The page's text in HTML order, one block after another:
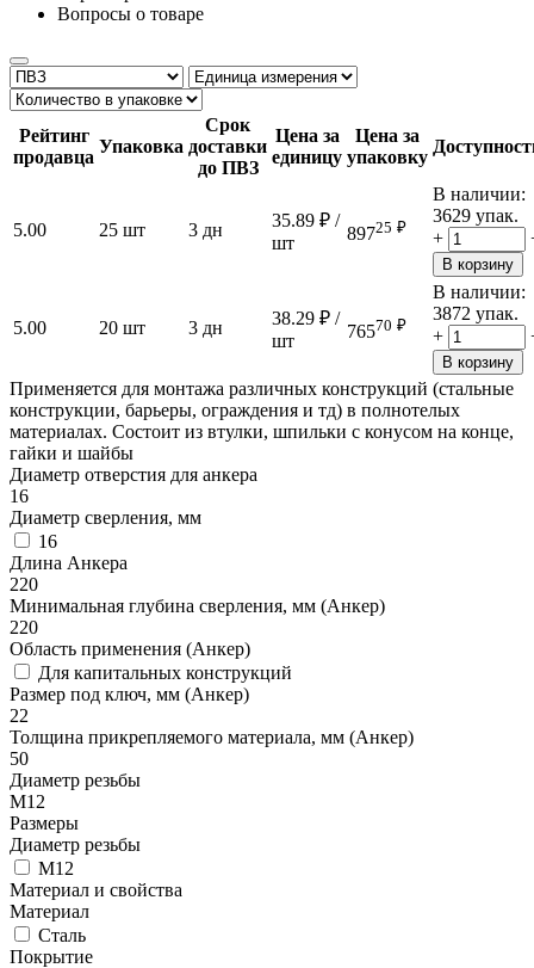
Вопросы о товаре
Рейтинг
продавца
Упаковка
Срок
доставки
до ПВЗ
Цена за
единицу
Цена за
упаковку
5.00 25 шт 3 дн 35.89 ₽ /
шт
89725 ₽
В наличии:
3629 упак.
+
В корзину
5.00 20 шт 3 дн 38.29 ₽ /
шт
76570 ₽
В наличии:
3872 упак.
+
В корзину
Применяется для монтажа различных конструкций (стальные
конструкции, барьеры, ограждения и тд) в полнотелых
материалах. Состоит из втулки, шпильки с конусом на конце,
гайки и шайбы
Диаметр отверстия для анкера
16
Диаметр сверления, мм
16
Длина Анкера
220
Минимальная глубина сверления, мм (Анкер)
220
Область применения (Анкер)
Для капитальных конструкций
Размер под ключ, мм (Анкер)
22
Толщина прикрепляемого материала, мм (Анкер)
50
Диаметр резьбы
М12
Размеры
Диаметр резьбы
М12
Материал и свойства
Материал
Сталь
Покрытие